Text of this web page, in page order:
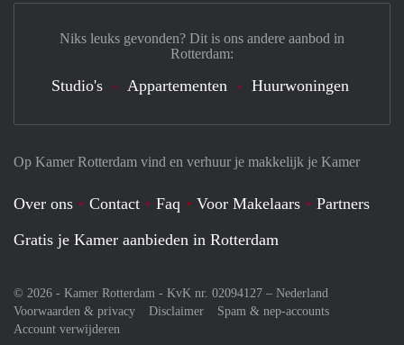
Op Kamer Rotterdam vind en verhuur je makkelijk je Kamer
Over ons Contact Faq Voor Makelaars
Partners
Gratis je Kamer aanbieden in Rotterdam
© 2026 - Kamer Rotterdam - KvK nr. 02094127 – Nederland
Voorwaarden & privacy
Disclaimer
Spam & nep-accounts
Account verwijderen
Niks leuks gevonden? Dit is ons andere aanbod in
Rotterdam:
Studio's Appartementen Huurwoningen